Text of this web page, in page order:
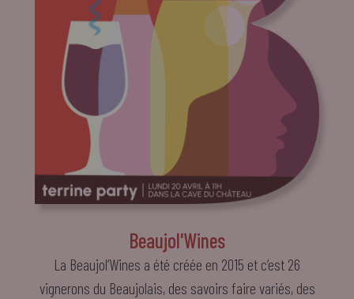
Beaujol'Wines
La Beaujol’Wines a été créée en 2015 et c’est 26
vignerons du Beaujolais, des savoirs faire variés, des